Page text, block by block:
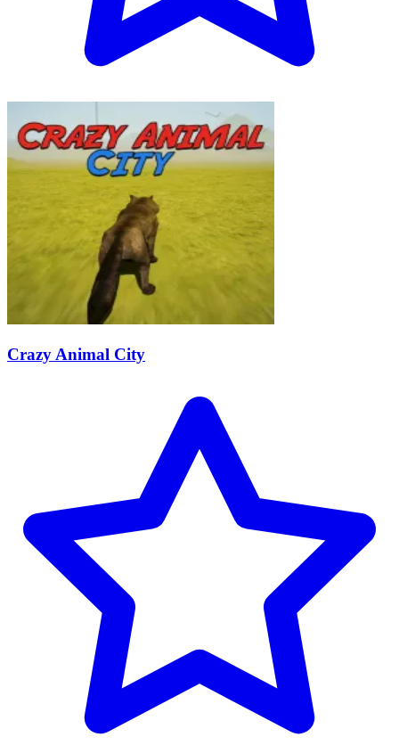
Crazy Animal City